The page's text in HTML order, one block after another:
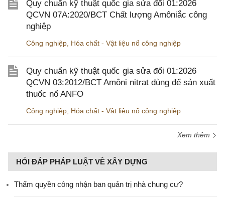
Quy chuẩn kỹ thuật quốc gia sửa đổi 01:2026
QCVN 07A:2020/BCT Chất lượng Amôniắc công
nghiệp
Công nghiệp Hóa chất - Vật liệu nổ công nghiệp
Quy chuẩn kỹ thuật quốc gia sửa đổi 01:2026
QCVN 03:2012/BCT Amôni nitrat dùng để sản xuất
thuốc nổ ANFO
Công nghiệp Hóa chất - Vật liệu nổ công nghiệp
Xem thêm
HỎI ĐÁP PHÁP LUẬT VỀ XÂY DỰNG
Thẩm quyền công nhận ban quản trị nhà chung cư?